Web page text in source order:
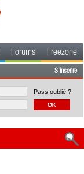
Forums Freezone
S'inscrire
Pass oublié ?